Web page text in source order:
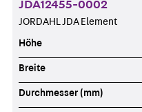
JDA12455-0002
JORDAHL JDA Element
Höhe
Breite
Durchmesser (mm)